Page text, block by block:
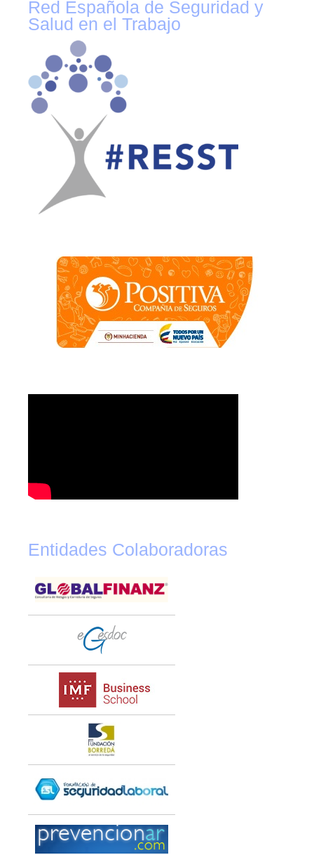
Contacto
Red Española de Seguridad y
Salud en el Trabajo
Entidades Colaboradoras